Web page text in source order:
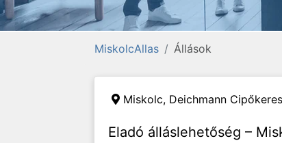
MiskolcAllas Állások
Miskolc, Deichmann
Eladó álláslehetőség –